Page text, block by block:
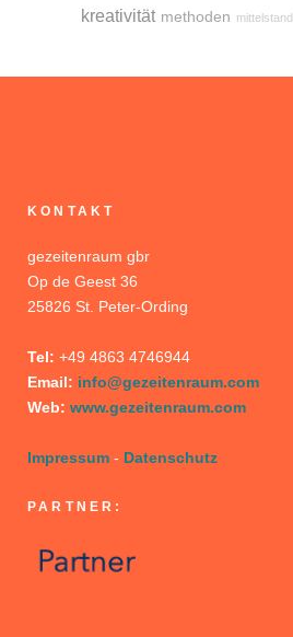
kreativität methoden mittelstand
KONTAKT
gezeitenraum gbr
Op de Geest 36
25826 St. Peter-Ording
Tel: +49 4863 4746944
Email: info@gezeitenraum.com
Web: www.gezeitenraum.com
Impressum - Datenschutz
PARTNER: